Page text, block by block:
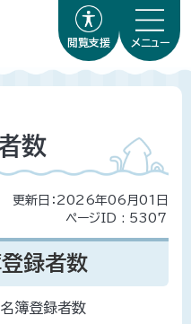
閲覧支援 メニュー
数
更新日：2026年06月01日
ページID : 5307
録者数
簿登録者数